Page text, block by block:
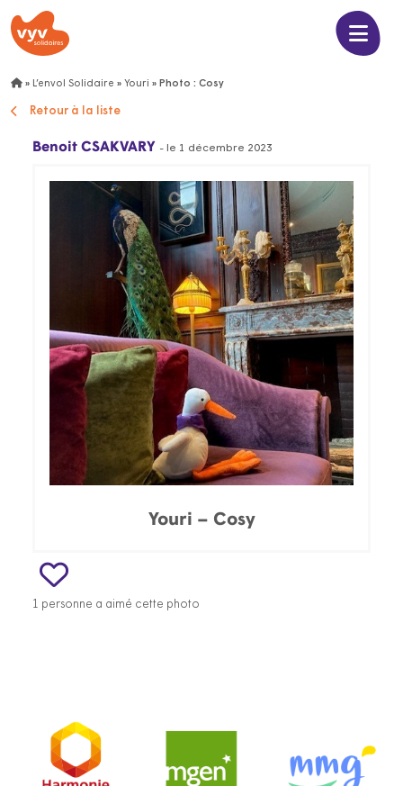
» L’envol Solidaire » Youri » Photo : Cosy
Retour à la liste
Benoit CSAKVARY - le 1 décembre 2023
Youri – Cosy
1 personne a aimé cette photo